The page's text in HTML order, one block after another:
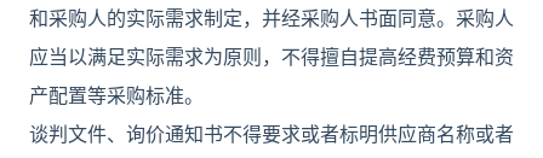
和采购人的实际需求制定，并经采购人书面同意。采购人
应当以满足实际需求为原则，不得擅自提高经费预算和资
产配置等采购标准。
谈判文件、询价通知书不得要求或者标明供应商名称或者